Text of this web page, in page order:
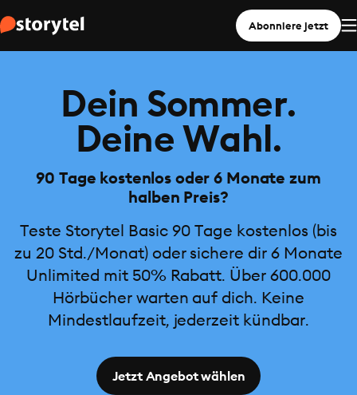
Abonniere jetzt
Dein Sommer.
Deine Wahl.
90 Tage kostenlos oder 6 Monate zum
halben Preis?
Teste Storytel Basic 90 Tage kostenlos (bis
zu 20 Std./Monat) oder sichere dir 6 Monate
Unlimited mit 50% Rabatt. Über 600.000
Hörbücher warten auf dich. Keine
Mindestlaufzeit, jederzeit kündbar.
Jetzt Angebot wählen